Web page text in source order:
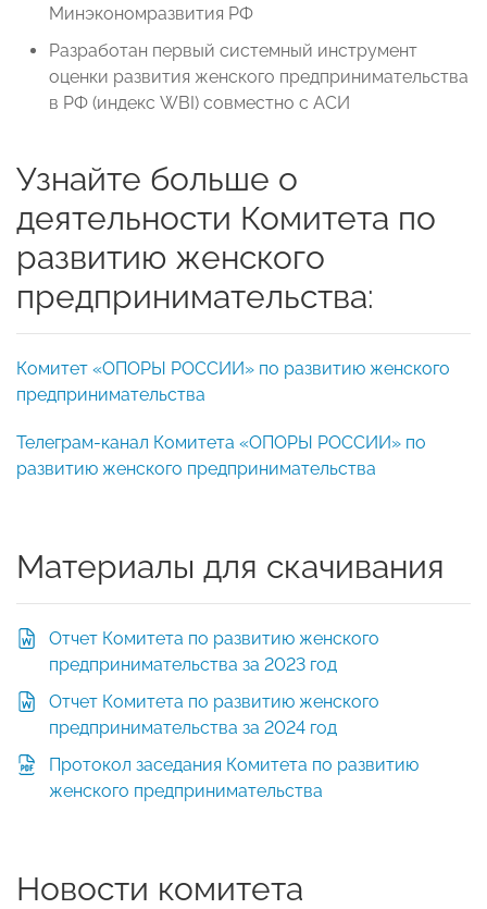
Минэкономразвития РФ
Разработан первый системный инструмент
оценки развития женского предпринимательства
в РФ (индекс WBI) совместно с АСИ
Узнайте больше о
деятельности Комитета по
развитию женского
предпринимательства:
Комитет «ОПОРЫ РОССИИ» по развитию женского
предпринимательства
Телеграм-канал Комитета «ОПОРЫ РОССИИ» по
развитию женского предпринимательства
Материалы для скачивания
Отчет Комитета по развитию женского
предпринимательства за 2023 год
Отчет Комитета по развитию женского
предпринимательства за 2024 год
Протокол заседания Комитета по развитию
женского предпринимательства
Новости комитета